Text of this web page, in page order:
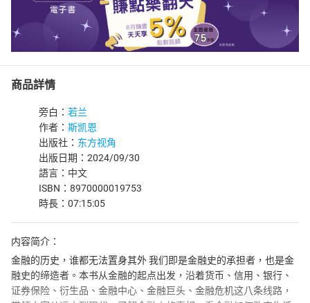
商品詳情
旁白： 若兰
作者： 斯凯恩
出版社： 东方视角
出版日期：2024/09/30
語言：中文
ISBN：8970000019753
時長：07:15:05
内容简介：
金融的历史，谁都无法置身其外 我们即是金融史的承担者，也是金
融史的缔造者。本书从金融的起点出发，沿着货币、信用、银行、
证券保险、衍生品、金融中心、金融巨头、金融危机这八条线路，